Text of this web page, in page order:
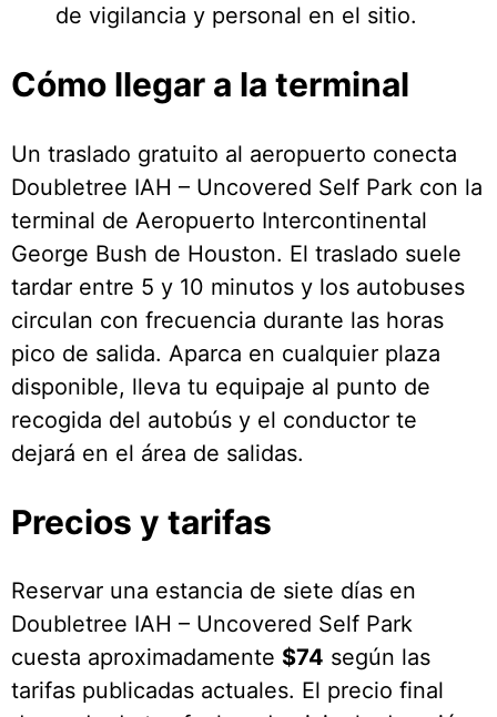
de vigilancia y personal en el sitio.
Cómo llegar a la terminal
Un traslado gratuito al aeropuerto conecta
Doubletree IAH – Uncovered Self Park con la
terminal de Aeropuerto Intercontinental
George Bush de Houston. El traslado suele
tardar entre 5 y 10 minutos y los autobuses
circulan con frecuencia durante las horas
pico de salida. Aparca en cualquier plaza
disponible, lleva tu equipaje al punto de
recogida del autobús y el conductor te
dejará en el área de salidas.
Precios y tarifas
Reservar una estancia de siete días en
Doubletree IAH – Uncovered Self Park
cuesta aproximadamente $74 según las
tarifas publicadas actuales. El precio final